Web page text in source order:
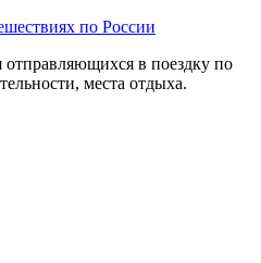
по России
отправляющихся в поездку по
места отдыха.